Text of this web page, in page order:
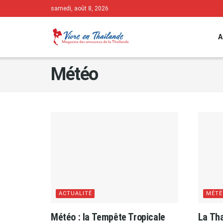
samedi, août 8, 2026
Météo
ACTUALITÉ
Météo : la Tempête Tropicale La